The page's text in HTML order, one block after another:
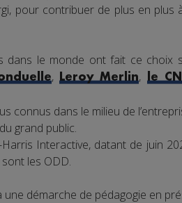
pour contribuer de plus en plus
dans le monde ont fait ce choix
, Leroy Merlin, le
connus dans le milieu de
grand public.
Interactive, datant de juin
les ODD.
démarche de pédagogie en